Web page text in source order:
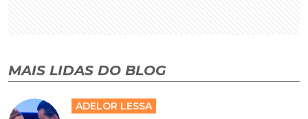
MAIS LIDAS DO BLOG
ADELOR LESSA